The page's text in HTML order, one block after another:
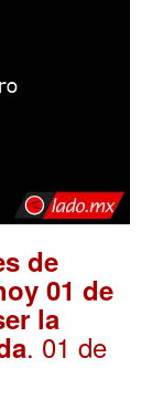
de
01 de
la
. 01 de